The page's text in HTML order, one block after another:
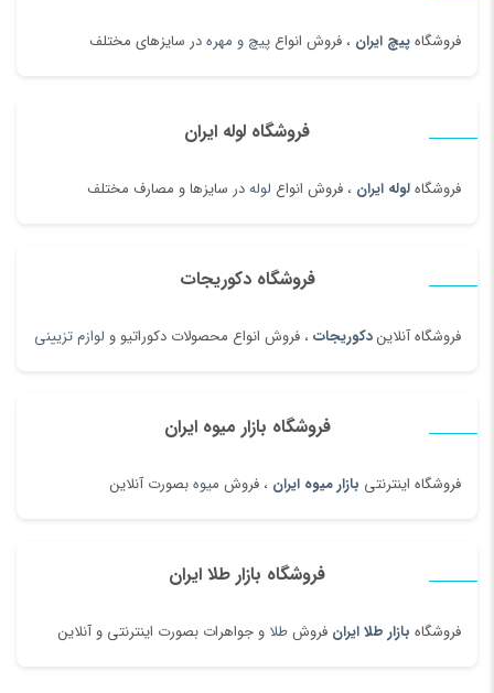
فروشگاهپیچ ایران ، فروش انواع پیچ و مهرهدر سایزهای مختلف
فروشگاه لوله ایران
فروشگاهلوله ایران ، فروش انواع لولهدر سایزها و مصارف مختلف
فروشگاه دکوریجات
فروشگاه آنلایندکوریجات ، فروش انواع محصولات دکوراتیو و لوازم تزیینی
فروشگاه بازار میوه ایران
فروشگاه اینترنتی بازار میوه ایران ، فروش میوهبصورت آنلاین
فروشگاه بازار طلا ایران
فروشگاه بازار طلا ایران فروشطلا و جواهرات بصورت اینترنتی و آنلاین